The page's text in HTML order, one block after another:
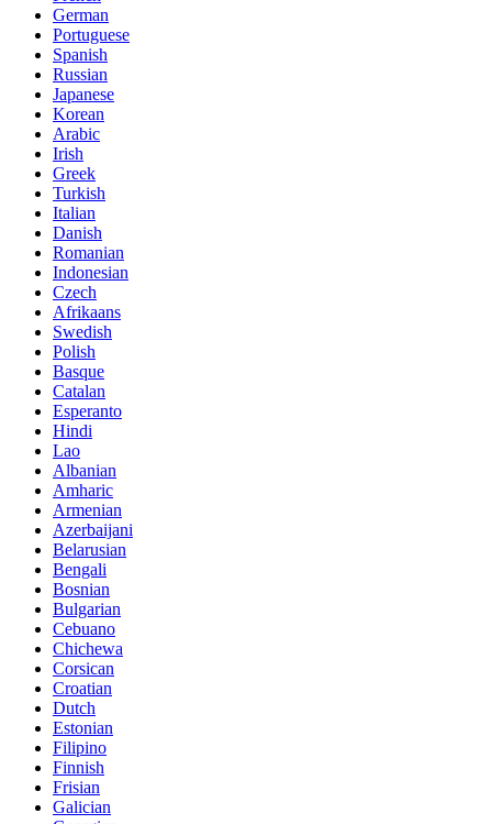
German
Portuguese
Spanish
Russian
Japanese
Korean
Arabic
Irish
Greek
Turkish
Italian
Danish
Romanian
Indonesian
Czech
Afrikaans
Swedish
Polish
Basque
Catalan
Esperanto
Hindi
Lao
Albanian
Amharic
Armenian
Azerbaijani
Belarusian
Bengali
Bosnian
Bulgarian
Cebuano
Chichewa
Corsican
Croatian
Dutch
Estonian
Filipino
Finnish
Frisian
Galician